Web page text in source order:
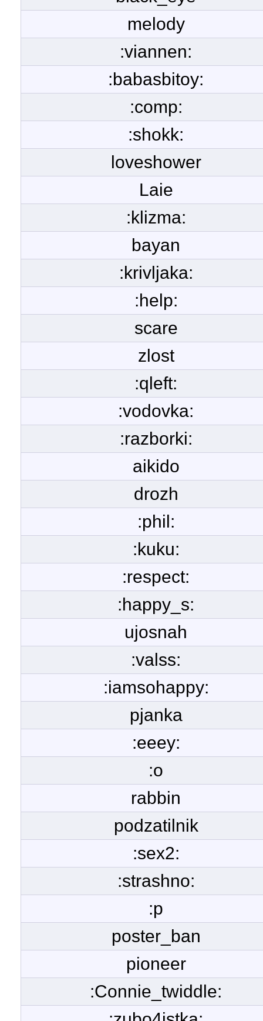
melody
:viannen:
:babasbitoy:
:comp:
:shokk:
loveshower
Laie
:klizma:
bayan
:krivljaka:
:help:
scare
zlost
:qleft:
:vodovka:
:razborki:
aikido
drozh
:phil:
:kuku:
:respect:
:happy_s:
ujosnah
:valss:
:iamsohappy:
pjanka
:eeey:
:o
rabbin
podzatilnik
:sex2:
:strashno:
:p
poster_ban
pioneer
:Connie_twiddle: